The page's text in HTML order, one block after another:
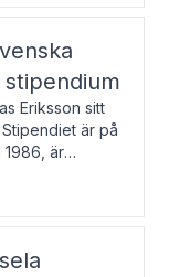
Eriksson sitt
är på
är
författare och